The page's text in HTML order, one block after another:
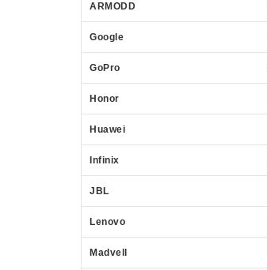
ARMODD
Google
GoPro
Honor
Huawei
Infinix
JBL
Lenovo
Madvell